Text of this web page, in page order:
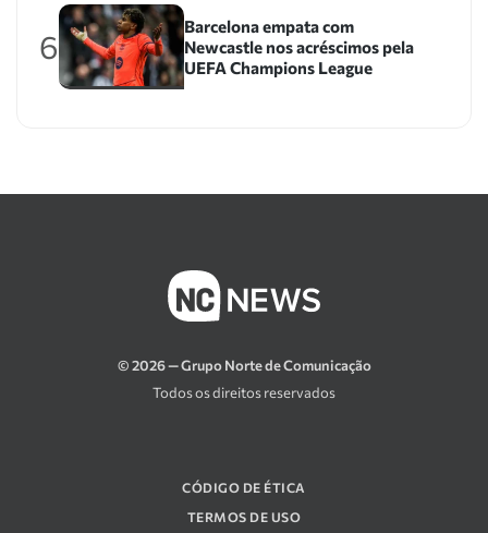
6
Barcelona empata com
Newcastle nos acréscimos pela
UEFA Champions League
© 2026 — Grupo Norte de Comunicação
Todos os direitos reservados
CÓDIGO DE ÉTICA
TERMOS DE USO